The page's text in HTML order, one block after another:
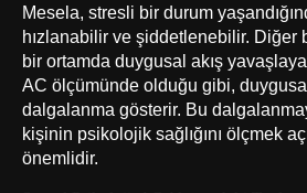
Mesela, stresli bir durum
hızlanabilir ve şiddetlenebilir. Diğer
bir ortamda duygusal akış
AC ölçümünde olduğu gibi,
dalgalanma gösterir. Bu
kişinin psikolojik sağlığını ölçmek
önemlidir.